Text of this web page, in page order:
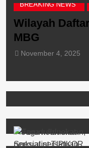
FOKUS
Jokowi
Online